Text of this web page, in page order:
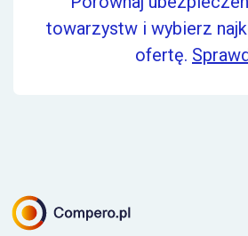
towarzystw i wybierz
ofertę.